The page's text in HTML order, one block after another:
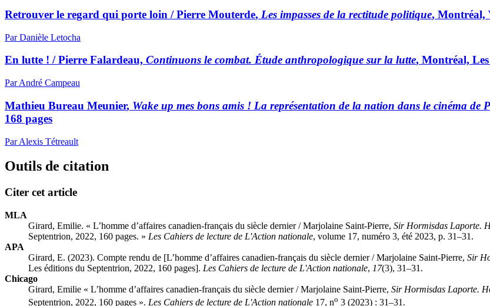
Retrouver le regard qui porte loin /Pierre Mouterde, Les impasses de la rectitude politique, Montréal,
Par Danièle Letocha
En lutte ! /Pierre Falardeau, Continuons le combat. Étude anthropologique sur la lutte, Montréal,
Par André Campeau
Mathieu Bureau Meunier, Wake up mes bons amis ! La représentation de la nation dans le cinéma de
168 pages
Par Alexis Tétreault
Outils de citation
Citer cet article
MLA
Girard, Emilie. « L’homme d’affaires canadien‑français du siècle dernier /Marjolaine Saint-Pierre, Sir Hormisdas Laporte.
Septentrion, 2022, 160 pages. » Les Cahiers de lecture de L'Action nationale, volume 17, numéro 3, été 2023, p. 31–31.
APA
Girard, E. (2023). Compte rendu de [L’homme d’affaires canadien‑français du siècle dernier /Marjolaine Saint-Pierre, Sir
Les éditions du Septentrion, 2022, 160 pages]. Les Cahiers de lecture de L'Action nationale, 17(3), 31–31.
Chicago
Girard, Emilie « L’homme d’affaires canadien‑français du siècle dernier /Marjolaine Saint-Pierre, Sir Hormisdas Laporte.
Septentrion, 2022, 160 pages ». Les Cahiers de lecture de L'Action nationale 17, no 3 (2023) : 31–31.